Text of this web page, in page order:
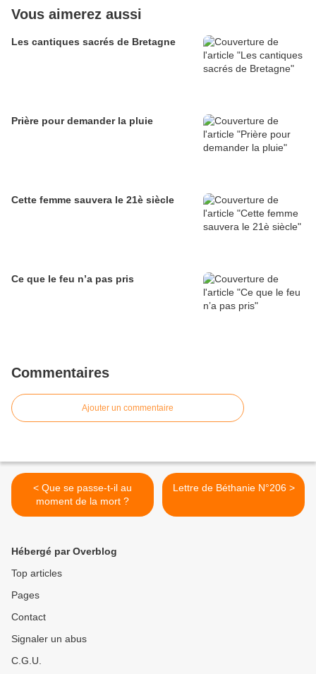
Vous aimerez aussi
Les cantiques sacrés de Bretagne
Prière pour demander la pluie
Cette femme sauvera le 21è siècle
Ce que le feu n’a pas pris
Commentaires
Ajouter un commentaire
< Que se passe-t-il au
moment de la mort ?
Lettre de Béthanie N°206 >
Hébergé par Overblog
Top articles
Pages
Contact
Signaler un abus
C.G.U.